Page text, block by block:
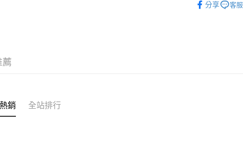
7-11取貨付款
分享 客服
薦
銷 全站排行